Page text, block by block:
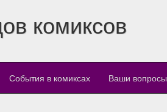
комиксов
События в комиксах Ваши вопросы